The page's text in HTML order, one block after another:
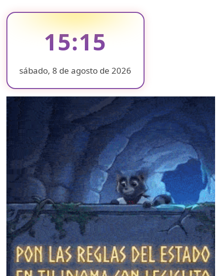
15:15
sábado, 8 de agosto de 2026
❄
❄ ❄
❄
❄
❄
❄